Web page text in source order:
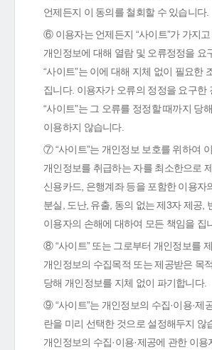
언제든지 이 동의를 철회할 수 있습니다.
⑥ 이용자는 언제든지 “사이트”가 가지
개인정보에 대해 열람 및 오류정정을 요
“사이트”는 이에 대해 지체 없이 필요한
집니다. 이용자가 오류의 정정을 요구한
“사이트”는 그 오류를 정정할 때까지 당
이용하지 않습니다.
⑦ “사이트”는 개인정보 보호를 위하여
개인정보를 취급하는 자를 최소한으로
신용카드, 은행계좌 등을 포함한 이용자
분실, 도난, 유출, 동의 없는 제3자 제공,
이용자의 손해에 대하여 모든 책임을 집
⑧ “사이트” 또는 그로부터 개인정보를
개인정보의 수집목적 또는 제공받은 목
당해 개인정보를 지체 없이 파기합니다.
⑨ “사이트”는 개인정보의 수집·이용·제
란을 미리 선택한 것으로 설정해두지 않
개인정보의 수집·이용·제공에 관한 이용